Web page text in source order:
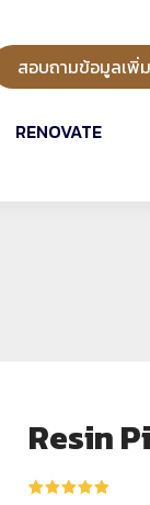
สอบถามข้อมูลเพิ่
RENOVATE
Resin